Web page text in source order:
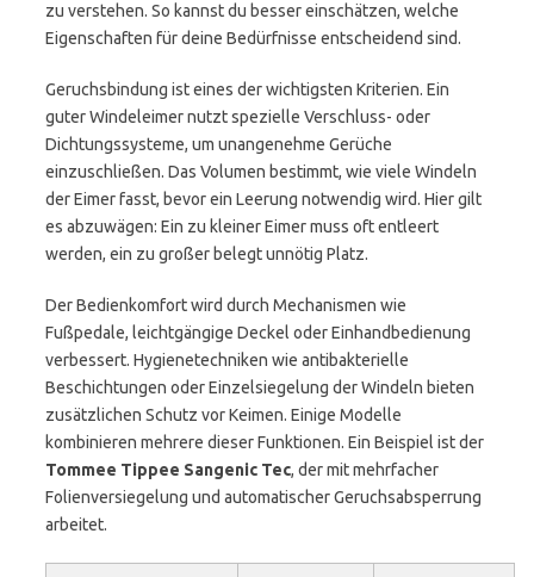
zu verstehen. So kannst du besser einschätzen, welche
Eigenschaften für deine Bedürfnisse entscheidend sind.
Geruchsbindung ist eines der wichtigsten Kriterien. Ein
guter Windeleimer nutzt spezielle Verschluss- oder
Dichtungssysteme, um unangenehme Gerüche
einzuschließen. Das Volumen bestimmt, wie viele Windeln
der Eimer fasst, bevor ein Leerung notwendig wird. Hier gilt
es abzuwägen: Ein zu kleiner Eimer muss oft entleert
werden, ein zu großer belegt unnötig Platz.
Der Bedienkomfort wird durch Mechanismen wie
Fußpedale, leichtgängige Deckel oder Einhandbedienung
verbessert. Hygienetechniken wie antibakterielle
Beschichtungen oder Einzelsiegelung der Windeln bieten
zusätzlichen Schutz vor Keimen. Einige Modelle
kombinieren mehrere dieser Funktionen. Ein Beispiel ist der
Tommee Tippee Sangenic Tec, der mit mehrfacher
Folienversiegelung und automatischer Geruchsabsperrung
arbeitet.